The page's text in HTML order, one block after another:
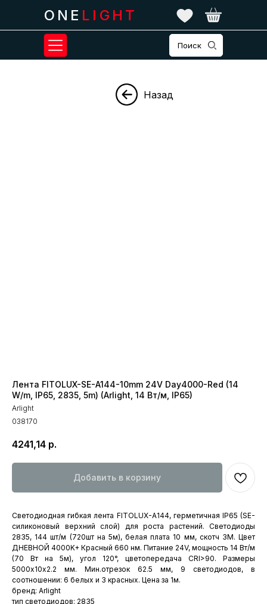
Поиск
ONE LIGHT
Назад
Лента FITOLUX-SE-A144-10mm 24V Day4000-Red (14
W/m, IP65, 2835, 5m) (Arlight, 14 Вт/м, IP65)
Arlight
038170
4241,14 р.
Добавить в корзину
Светодиодная гибкая лента FITOLUX-A144, герметичная IP65 (SE-
силиконовый верхний слой) для роста растений. Светодиоды
2835, 144 шт/м (720шт на 5м), белая плата 10 мм, скотч 3М. Цвет
ДНЕВНОЙ 4000K+ Красный 660 нм. Питание 24V, мощность 14 Вт/м
(70 Вт на 5м), угол 120°, цветопередача CRI>90. Размеры
5000х10x2.2 мм. Мин.отрезок 62.5 мм, 9 светодиодов, в
соотношении: 6 белых и 3 красных. Цена за 1м.
бренд: Arlight
тип светодиодов: 2835